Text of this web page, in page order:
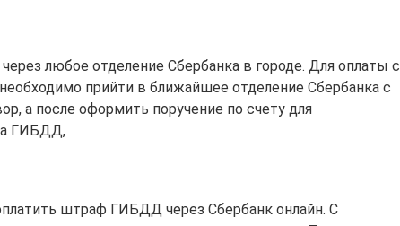
любое отделение Сбербанка в городе. Для оплаты с
прийти в ближайшее отделение Сбербанка с
а после оформить поручение по счету для
ГИБДД,
штраф ГИБДД через Сбербанк онлайн. С